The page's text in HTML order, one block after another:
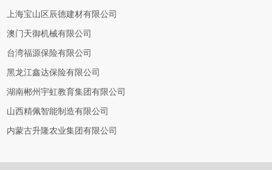
上海宝山区辰德建材有限公司
澳门天御机械有限公司
台湾福源保险有限公司
黑龙江鑫达保险有限公司
湖南郴州宇虹教育集团有限公司
山西精佩智能制造有限公司
内蒙古升隆农业集团有限公司